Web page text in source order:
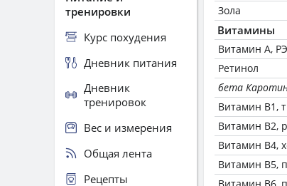
Зола
Витамины
Витамин А, РЭ
Ретинол
бета
Витамин В1,
Витамин В2,
Витамин В4,
Витамин В5,
тренировки
Курс похудения
Дневник питания
Дневник
тренировок
Вес и измерения
Общая лента
Рецепты